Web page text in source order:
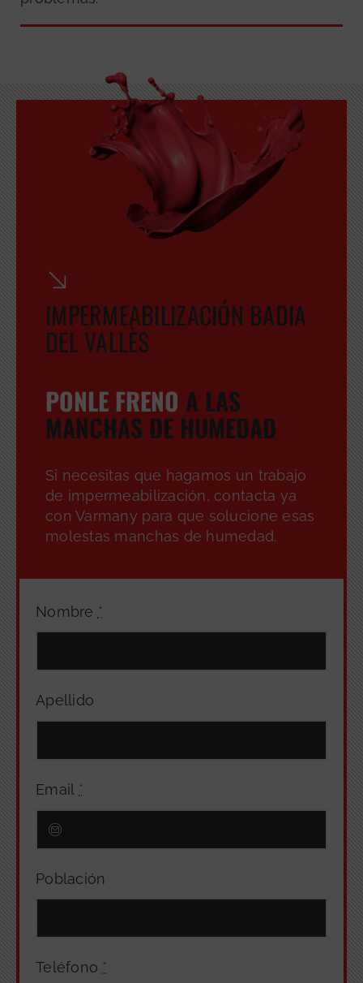
Nombre *
Apellido
Email *
Población
Teléfono *
IMPERMEABILIZACIÓN BADIA
DEL VALLÈS
PONLE FRENO A LAS
MANCHAS DE HUMEDAD
Si necesitas que hagamos un trabajo
de impermeabilización, contacta ya
con Varmany para que solucione esas
molestas manchas de humedad.
GRATUITA